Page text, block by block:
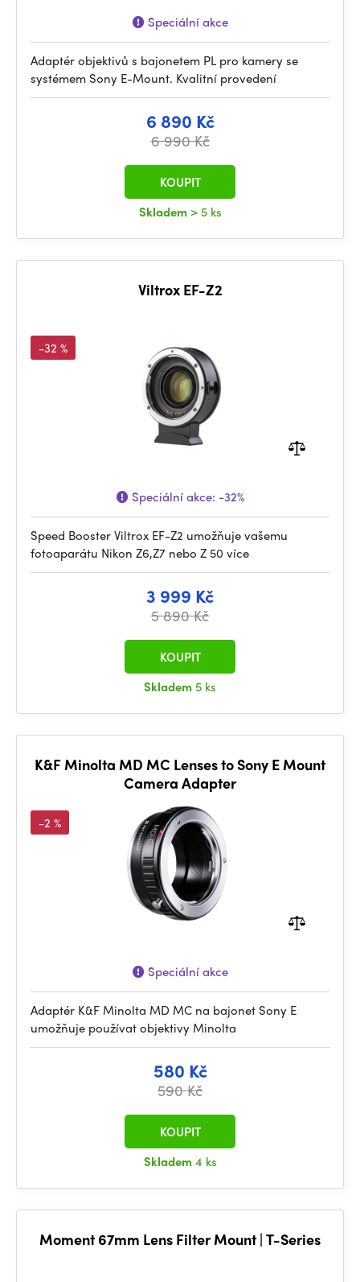
Speciální akce
Adaptér objektivů s bajonetem PL pro kamery se
systémem Sony E-Mount. Kvalitní provedení
6 890 Kč
6 990 Kč
Skladem > 5 ks
KOUPIT
Viltrox EF-Z2
-32 %
Speciální akce: -32%
Speed Booster Viltrox EF-Z2 umožňuje vašemu
fotoaparátu Nikon Z6,Z7 nebo Z 50 více
3 999 Kč
5 890 Kč
Skladem 5 ks
KOUPIT
K&F Minolta MD MC Lenses to Sony E Mount
Camera Adapter
-2 %
Speciální akce
Adaptér K&F Minolta MD MC na bajonet Sony E
umožňuje používat objektivy Minolta
580 Kč
590 Kč
Skladem4 ks
KOUPIT
Moment 67mm Lens Filter Mount | T-Series